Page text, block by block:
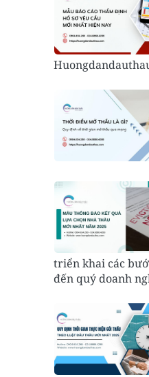
triển khai các
đến quý doanh